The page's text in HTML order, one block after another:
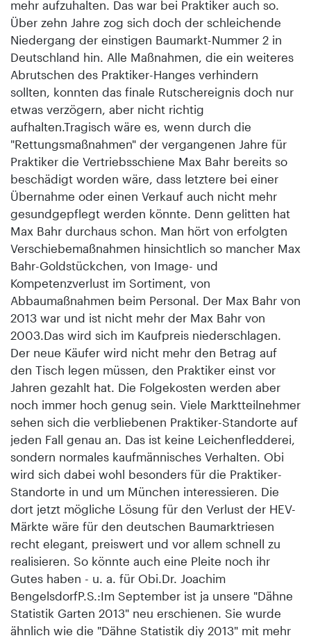
mehr aufzuhalten. Das war bei Praktiker auch so.
Über zehn Jahre zog sich doch der schleichende
Niedergang der einstigen Baumarkt-Nummer 2 in
Deutschland hin. Alle Maßnahmen, die ein weiteres
Abrutschen des Praktiker-Hanges verhindern
sollten, konnten das finale Rutschereignis doch nur
etwas verzögern, aber nicht richtig
aufhalten.Tragisch wäre es, wenn durch die
"Rettungsmaßnahmen" der vergangenen Jahre für
Praktiker die Vertriebsschiene Max Bahr bereits so
beschädigt worden wäre, dass letztere bei einer
Übernahme oder einen Verkauf auch nicht mehr
gesundgepflegt werden könnte. Denn gelitten hat
Max Bahr durchaus schon. Man hört von erfolgten
Verschiebemaßnahmen hinsichtlich so mancher Max
Bahr-Goldstückchen, von Image- und
Kompetenzverlust im Sortiment, von
Abbaumaßnahmen beim Personal. Der Max Bahr von
2013 war und ist nicht mehr der Max Bahr von
2003.Das wird sich im Kaufpreis niederschlagen.
Der neue Käufer wird nicht mehr den Betrag auf
den Tisch legen müssen, den Praktiker einst vor
Jahren gezahlt hat. Die Folgekosten werden aber
noch immer hoch genug sein. Viele Marktteilnehmer
sehen sich die verbliebenen Praktiker-Standorte auf
jeden Fall genau an. Das ist keine Leichenfledderei,
sondern normales kaufmännisches Verhalten. Obi
wird sich dabei wohl besonders für die Praktiker-
Standorte in und um München interessieren. Die
dort jetzt mögliche Lösung für den Verlust der HEV-
Märkte wäre für den deutschen Baumarktriesen
recht elegant, preiswert und vor allem schnell zu
realisieren. So könnte auch eine Pleite noch ihr
Gutes haben - u. a. für Obi.Dr. Joachim
BengelsdorfP.S.:Im September ist ja unsere "Dähne
Statistik Garten 2013" neu erschienen. Sie wurde
ähnlich wie die "Dähne Statistik diy 2013" mit mehr